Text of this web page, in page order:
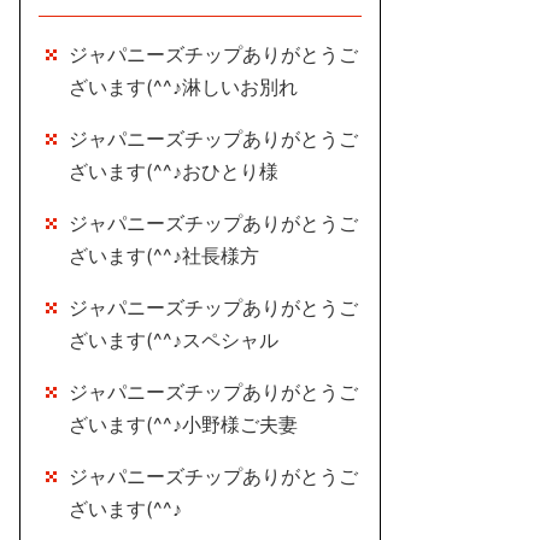
ジャパニーズチップありがとうご
ざいます(^^♪淋しいお別れ
ジャパニーズチップありがとうご
ざいます(^^♪おひとり様
ジャパニーズチップありがとうご
ざいます(^^♪社長様方
ジャパニーズチップありがとうご
ざいます(^^♪スペシャル
ジャパニーズチップありがとうご
ざいます(^^♪小野様ご夫妻
ジャパニーズチップありがとうご
ざいます(^^♪